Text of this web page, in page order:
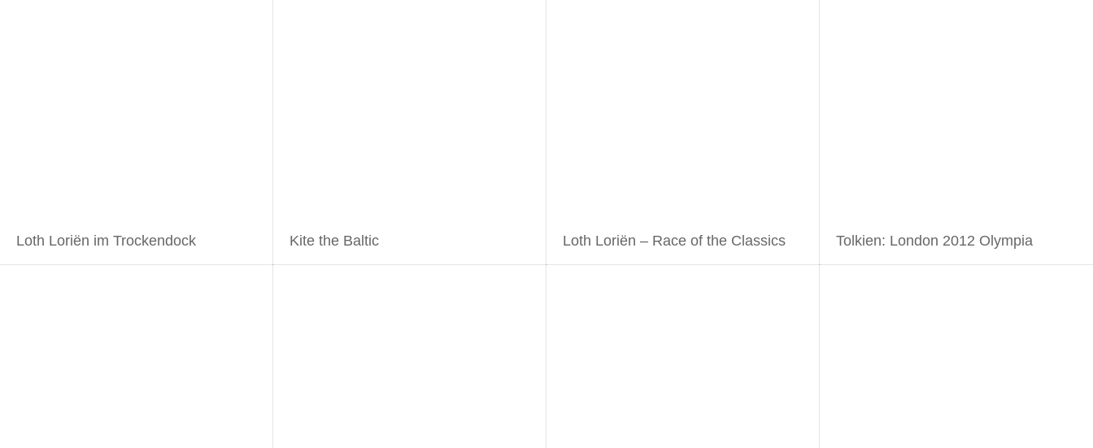
Loth Loriën im Trockendock Kite the Baltic Loth Loriën – Race of the Classics Tolkien: London 2012 Olympia